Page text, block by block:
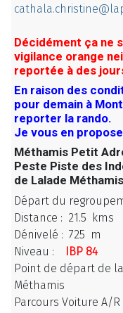
Décidément ça ne
vigilance orange
reportée à des
En raison des
pour demain à
reporter la rando.
Je vous en
Méthamis Petit
Peste Piste des
de Lalade Méthamis
Départ du
Distance : 21.5 kms
Dénivelé : 725 m
Niveau :
IBP 84
Point de départ de
Méthamis
Parcours Voiture A/